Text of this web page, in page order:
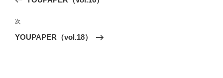
ナ
ビ
ゲ
稿
次
の
次
YOUPAPER（vol.18）